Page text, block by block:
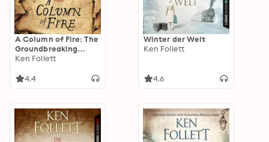
A Column of Fire: The
Groundbreaking
Historical Novel from
Ken Follett
4.4
Winter der Welt
Ken Follett
4.6